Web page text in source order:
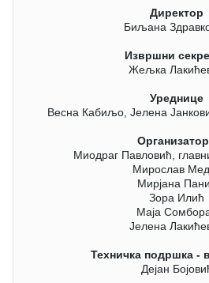
Директор
Биљана
Извршни
Жељка
Уреднице
Весна Кабиљо, Јелена
Миодраг Павловић,
Мирослав
Мирјана
Зора Илић
Маја
Јелена
Техничка подршка -
Дејан